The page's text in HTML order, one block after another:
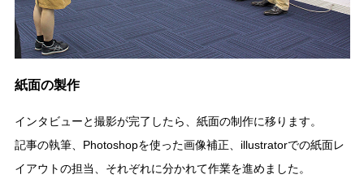
紙面の製作
インタビューと撮影が完了したら、紙面の制作に移ります。
記事の執筆、Photoshopを使った画像補正、illustratorでの紙面レ
イアウトの担当、それぞれに分かれて作業を進めました。